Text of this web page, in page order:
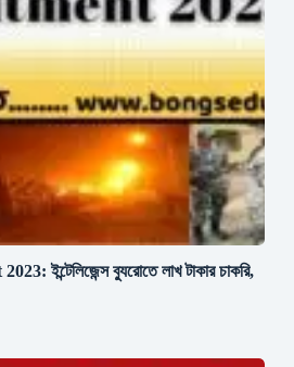
ইন্টেলিজেন্স ব্যুরোতে লাখ টাকার চাকরি,